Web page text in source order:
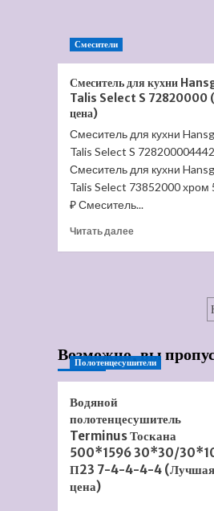
Subway
7723
R1
(Лучшая
Смесители
Смеситель для кухни
Talis Select S 72820000
цена)
Смеситель для кухни
Talis Select S
Смеситель для кухни
Talis Select 73852000 хром
₽ Смеситель...
Читать далееПрочитать
Select
S
72820000
Возможно, вы
Полотенцесушители
Водяной
полотенцесушитель
Terminus Тоскана
500*1596 30*30/
П23 7-4-4-4-4 (Лучшая
цена)